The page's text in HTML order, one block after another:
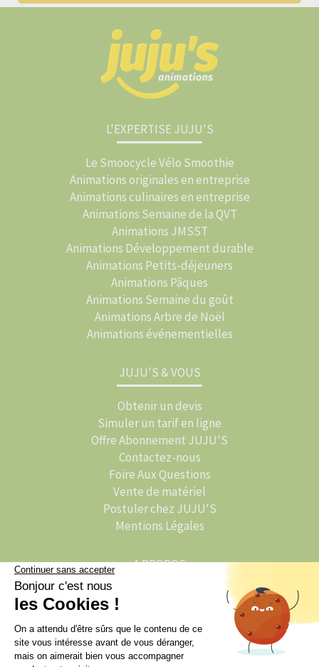
L'EXPERTISE JUJU'S
Le Smoocycle Vélo Smoothie
Animations originales en entreprise
Animations culinaires en entreprise
Animations Semaine de la QVT
Animations JMSST
Animations Développement durable
Animations Petits-déjeuners
Animations Pâques
Animations Semaine du goût
Animations Arbre de Noël
Animations événementielles
JUJU'S & VOUS
Obtenir un devis
Simuler un tarif en ligne
Offre Abonnement JUJU'S
Contactez-nous
Foire Aux Questions
Vente de matériel
Postuler chez JUJU'S
Mentions Légales
A PROPOS
L'histoire de JUJU'S
JUJU'S Activations
JUJU'S Traiteur
L'actu de JUJU'S : Le Blog